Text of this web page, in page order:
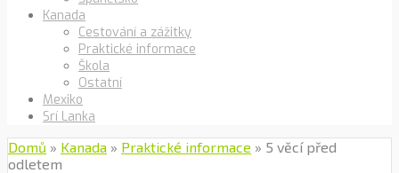
Kanada
Cestování a zážitky
Praktické informace
Škola
Ostatní
Mexiko
Srí Lanka
Domů » Kanada » Praktické informace » 5 věcí před
odletem